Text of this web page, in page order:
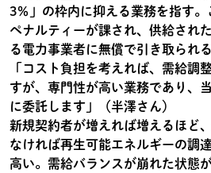
3％」の枠内に抑える業務を指す
ペナルティーが課され、供給され
る電力事業者に無償で引き取られる
「コスト負担を考えれば、需給調
すが、専門性が高い業務であり、
に委託します」（半澤さん）
新規契約者が増えれば増えるほど
なければ再生可能エネルギーの調
高い。需給バランスが崩れた状態